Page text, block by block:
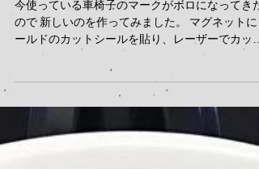
車椅子マーク
今使っている車椅子のマークがボロになってきた
ので 新しいのを作ってみました。 マグネットに
ールドのカットシールを貼り、レーザーでカット
しました。 マークの中が抜きになっています。
回はゴールドで作りましたが、車の色に合わせて
いろいろな色で作ることができます。...